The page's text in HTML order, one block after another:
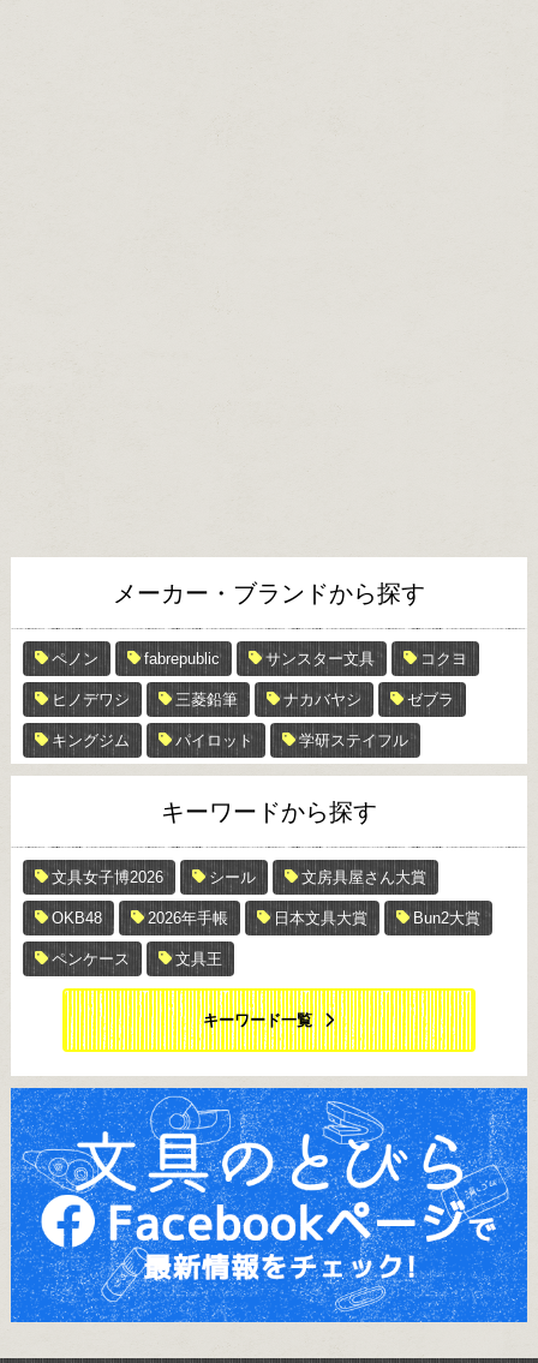
メーカー・ブランドから探す
ペノン fabrepublic サンスター文具 コクヨ
ヒノデワシ 三菱鉛筆 ナカバヤシ ゼブラ
キングジム パイロット 学研ステイフル
キーワードから探す
文具女子博2026 シール 文房具屋さん大賞
OKB48 2026年手帳 日本文具大賞 Bun2大賞
ペンケース 文具王
キーワード一覧